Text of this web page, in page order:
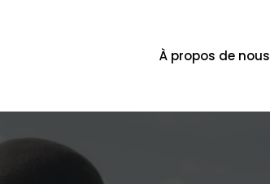
À propos de nous